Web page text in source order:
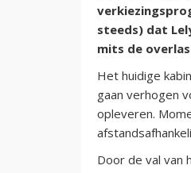
steeds) dat
mits de
Het huidige
gaan verhogen
opleveren.
Door de val van